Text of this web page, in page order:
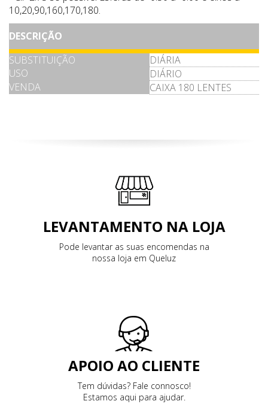
10,20,90,160,170,180.
DESCRIÇÃO
SUBSTITUIÇÃO
DIÁRIA
USO
DIÁRIO
VENDA
CAIXA 180 LENTES
LEVANTAMENTO NA LOJA
Pode levantar as suas encomendas na
nossa loja em Queluz
APOIO AO CLIENTE
Tem dúvidas? Fale connosco!
Estamos aqui para ajudar.